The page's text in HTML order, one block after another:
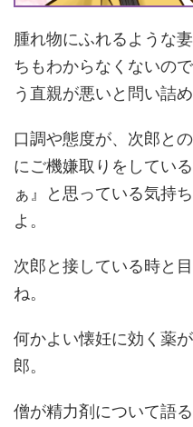
腫れ物にふれるような
ちもわからなくないの
う直親が悪いと問い詰
口調や態度が、次郎と
にご機嫌取りをしてい
ぁ』と思っている気持
よ。
次郎と接している時と
ね。
何かよい懐妊に効く薬
郎。
僧が精力剤について語